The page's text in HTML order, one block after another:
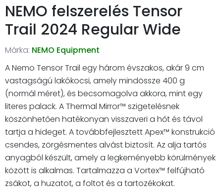
NEMO felszerelés Tensor
Trail 2024 Regular Wide
Márka: NEMO Equipment
A Nemo Tensor Trail egy három évszakos, akár 9 cm
vastagságú lakókocsi, amely mindössze 400 g
(normál méret), és becsomagolva akkora, mint egy
literes palack. A Thermal Mirror™ szigetelésnek
köszönhetően hatékonyan visszaveri a hőt és távol
tartja a hideget. A továbbfejlesztett Apex™ konstrukció
csendes, zörgésmentes alvást biztosít. Az alja tartós
anyagból készült, amely a legkeményebb körülmények
között is alkalmas. Tartalmazza a Vortex™ felfújható
zsákot, a huzatot, a foltot és a tartozékokat.